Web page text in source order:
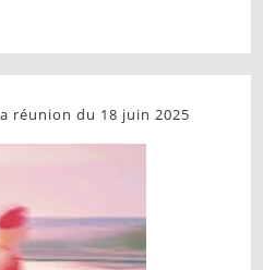
réunion du 18 juin 2025